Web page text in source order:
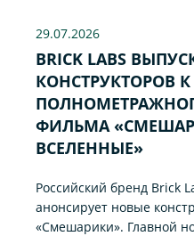
29.07.2026
BRICK LABS
КОНСТРУКТОРОВ К
ФИЛЬМА
ВСЕЛЕННЫЕ»
Российский бренд Brick
анонсирует новые
«Смешарики». Главной